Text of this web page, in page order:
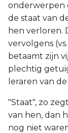
onderwerpen
de staat van
hen verloren.
vervolgens
betaamt zijn
plechtig
leraren van
"Staat", zo
van hen, dan
nog niet